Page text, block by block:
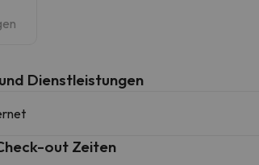
Dienstleistungen
out Zeiten